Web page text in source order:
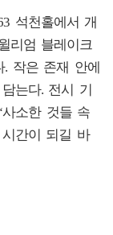
석천홀에서 개
리엄 블레이크
작은 존재 안에
는다. 전시 기
소한 것들 속
간이 되길 바